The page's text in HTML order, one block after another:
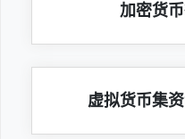
加密货
虚拟货币集